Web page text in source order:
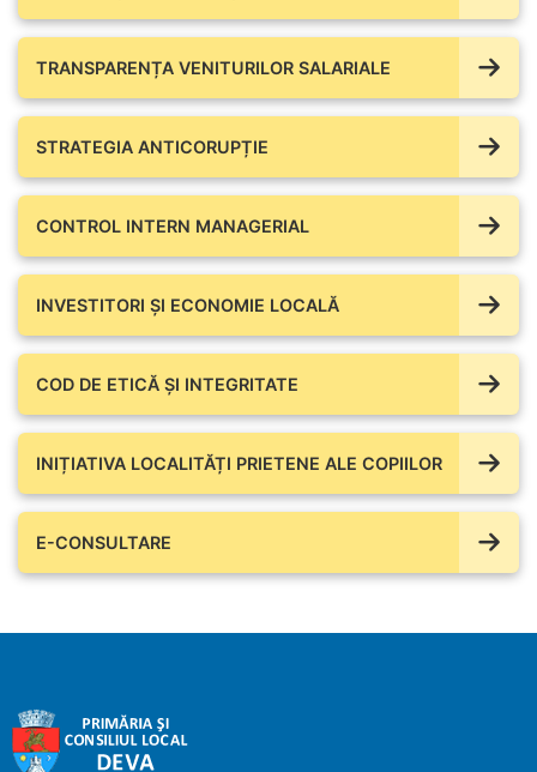
TRANSPARENȚA VENITURILOR SALARIALE
STRATEGIA ANTICORUPȚIE
CONTROL INTERN MANAGERIAL
INVESTITORI ȘI ECONOMIE LOCALĂ
COD DE ETICĂ ȘI INTEGRITATE
INIȚIATIVA LOCALITĂȚI PRIETENE ALE COPIILOR
E-CONSULTARE